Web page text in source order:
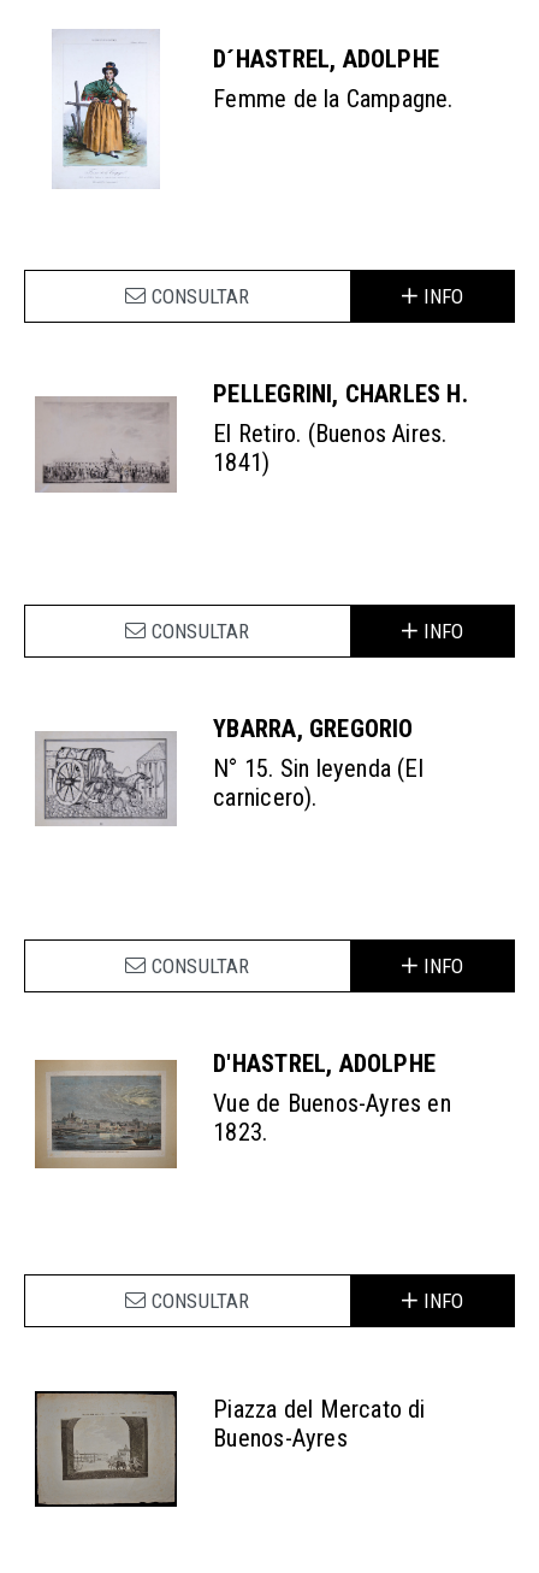
D´HASTREL, ADOLPHE
Femme de la Campagne.
CONSULTAR INFO
PELLEGRINI, CHARLES H.
El Retiro. (Buenos Aires.
1841)
CONSULTAR INFO
YBARRA, GREGORIO
N° 15. Sin leyenda (El
carnicero).
CONSULTAR INFO
D'HASTREL, ADOLPHE
Vue de Buenos-Ayres en
1823.
CONSULTAR INFO
Piazza del Mercato di
Buenos-Ayres